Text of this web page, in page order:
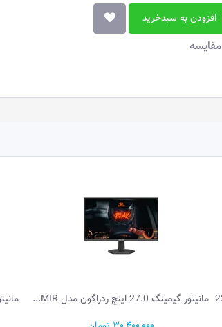
افزودن به سبدخرید
مقایسه
مانیتور گیمینگ 27.0 اینچ ردراگون مدل